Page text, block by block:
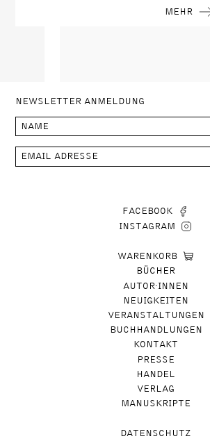
MEHR
NEWSLETTER ANMELDUNG
FACEBOOK
INSTAGRAM
WARENKORB
BÜCHER
AUTOR∙INNEN
NEUIGKEITEN
VERANSTALTUNGEN
BUCHHANDLUNGEN
KONTAKT
PRESSE
HANDEL
VERLAG
MANUSKRIPTE
DATENSCHUTZ